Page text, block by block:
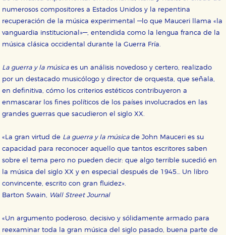
numerosos compositores a Estados Unidos y la repentina
recuperación de la música experimental —lo que Mauceri llama «la
vanguardia institucional»—, entendida como la lengua franca de la
música clásica occidental durante la Guerra Fría.
La guerra y la músicaes un análisis novedoso y certero, realizado
por un destacado musicólogo y director de orquesta, que señala,
en definitiva, cómo los criterios estéticos contribuyeron a
enmascarar los fines políticos de los países involucrados en las
grandes guerras que sacudieron el siglo XX.
«La gran virtud de La guerra y la músicade John Mauceri es su
capacidad para reconocer aquello que tantos escritores saben
sobre el tema pero no pueden decir: que algo terrible sucedió en
la música del siglo XX y en especial después de 1945… Un libro
convincente, escrito con gran fluidez».
Barton Swain, Wall Street Journal
«Un argumento poderoso, decisivo y sólidamente armado para
reexaminar toda la gran música del siglo pasado, buena parte de
Cookies necesarias
Estas cookies son necesarias para que nuestro sitio
navegador, pero en ese caso es posible que algunas
áreas de nuestra web dejen de funcionar
Cookies de rendimiento y analíticas
Estas cookies se utilizan para mejorar su experiencia
de navegación y optimizar el funcionamiento de
vez que nos visita. La información es agregada y, por lo
tanto, es anónima.
Cookies de publicidad y redes sociales
Estas cookies son gestionadas por nuestros socios
publicitarios y se utilizan para mostrar publicidad
relevante para sus intereses en otros sitios. No
almacenan directamente información personal sino